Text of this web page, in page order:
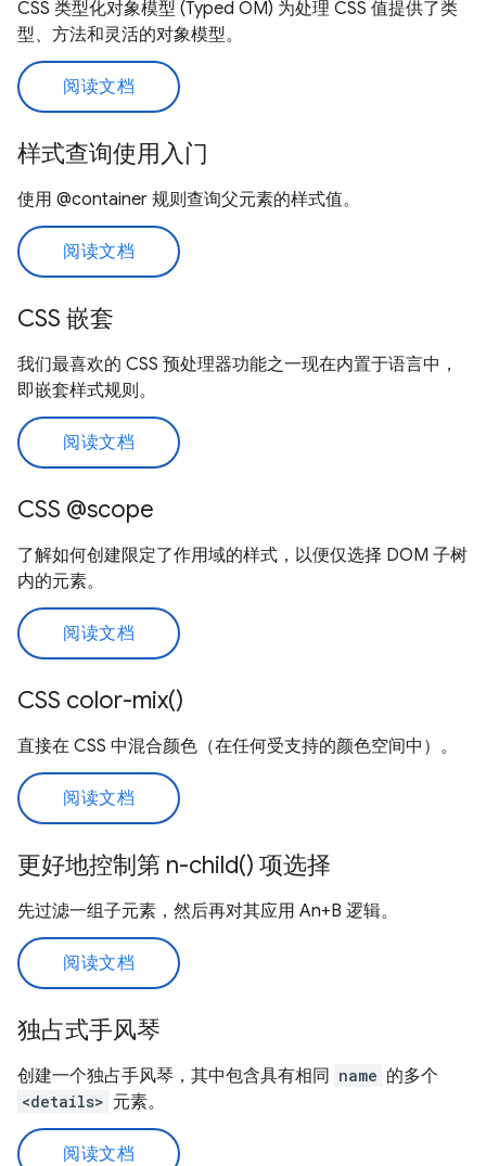
CSS 类型化对象模型 (Typed OM) 为处理 CSS 值提供了类
型、方法和灵活的对象模型。
阅读文档
样式查询使用入门
使用 @container 规则查询父元素的样式值。
阅读文档
CSS 嵌套
我们最喜欢的 CSS 预处理器功能之一现在内置于语言中，
即嵌套样式规则。
阅读文档
CSS @scope
了解如何创建限定了作用域的样式，以便仅选择 DOM 子树
内的元素。
阅读文档
CSS color-mix()
直接在 CSS 中混合颜色（在任何受支持的颜色空间中）。
阅读文档
更好地控制第 n-child() 项选择
先过滤一组子元素，然后再对其应用 An+B 逻辑。
阅读文档
独占式手风琴
创建一个独占手风琴，其中包含具有相同 name 的多个
<details> 元素。
阅读文档